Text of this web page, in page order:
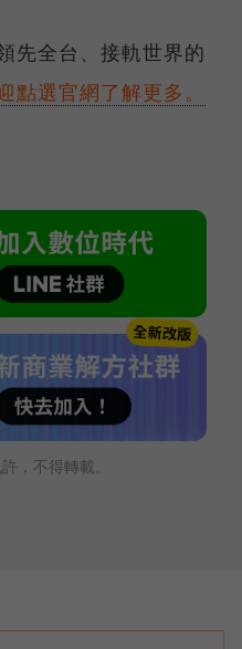
先全台、接軌世界的
點選官網了解更多。
，不得轉載。